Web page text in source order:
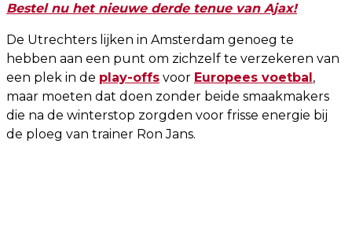
Bestel nu het nieuwe derde tenue van Ajax!
De Utrechters lijken in Amsterdam genoeg te
hebben aan een punt om zichzelf te verzekeren van
een plek in de play-offs voor Europees voetbal,
maar moeten dat doen zonder beide smaakmakers
die na de winterstop zorgden voor frisse energie bij
de ploeg van trainer Ron Jans.